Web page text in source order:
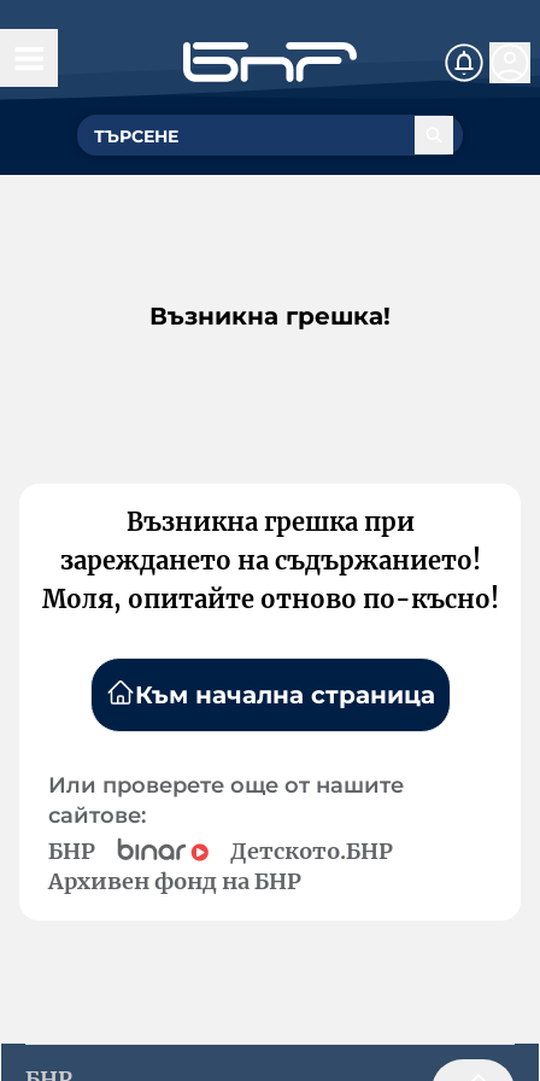
Възникна грешка!
Възникна грешка при
зареждането на съдържанието!
Моля, опитайте отново по-късно!
Към начална страница
Или проверете още от нашите
сайтове:
БНР
Детското.БНР
Архивен фонд на БНР